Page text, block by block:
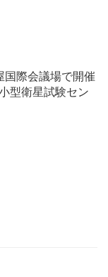
際会議場で開催
型衛星試験セン